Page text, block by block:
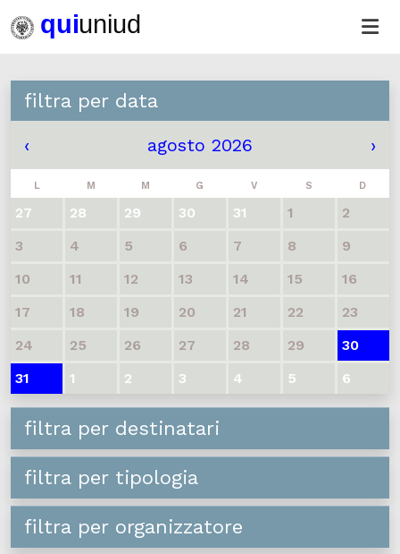
filtra per data
‹ agosto 2026 ›
L M M G V S D
27 28 29 30 31 1
2
3
4 5 6 7 8
9
10
11 12 13 14 15
16
17
18 19 20 21 22
23
24
25 26 27 28 29
30
31
1 2 3 4 5 6
filtra per destinatari
filtra per tipologia
filtra per organizzatore